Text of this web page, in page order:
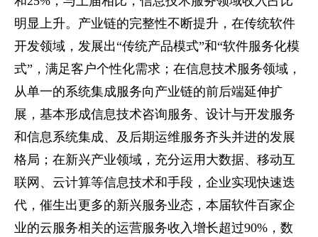
明显上升。产业链的完整性不断提升，在传统软件
开发领域，发展出“传统产品模式”和“软件服务化模
式”，满足客户个性化需求；在信息技术服务领域，
从单一的系统集成服务向产业链的前后端延伸扩
展，基本形成信息技术咨询服务、设计与开发服务
和信息系统集成、及后期运维服务齐头并进的发展
格局；在新兴产业领域，充分运用大数据、移动互
联网、云计算等信息技术和手段，企业实现快速迭
代，催生出更多的新兴服务业态，本届软件百家企
业的云服务相关的运营服务收入增长超过90%，数